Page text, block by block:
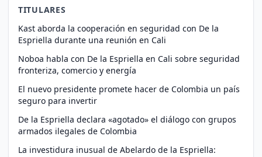
TITULARES
Kast aborda la cooperación en seguridad con De la
Espriella durante una reunión en Cali
Noboa habla con De la Espriella en Cali sobre seguridad
fronteriza, comercio y energía
El nuevo presidente promete hacer de Colombia un país
seguro para invertir
De la Espriella declara «agotado» el diálogo con grupos
armados ilegales de Colombia
La investidura inusual de Abelardo de la Espriella: